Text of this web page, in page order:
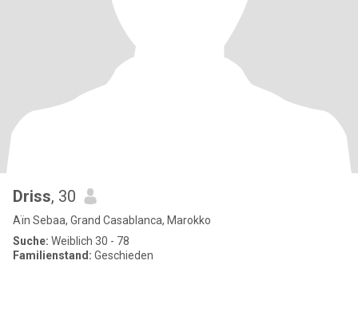
Driss, 30
Aïn Sebaa, Grand Casablanca, Marokko
Suche: Weiblich 30 - 78
Familienstand: Geschieden